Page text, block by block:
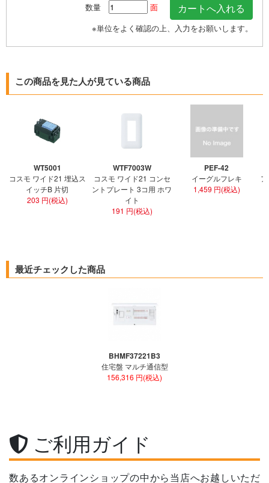
数量
面
※単位をよく確認の上、入力をお願いします。
この商品を見た人が見ている商品
WT5001
コスモ ワイド21 埋込ス
イッチB 片切
203 円(税込)
WTF7003W
コスモ ワイド21 コンセ
ントプレート 3コ用 ホワ
イト
191 円(税込)
PEF-42
イーグルフレキ
1,459 円(税込)
最近チェックした商品
BHMF37221B3
住宅盤 マルチ通信型
156,316 円(税込)
ご利用ガイド
数あるオンラインショップの中から当店へお越しいただ